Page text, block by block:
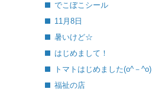
でこぼこシール
11月8日
暑いけど☆
はじめまして！
トマトはじめました(o^－^o)
福祉の店